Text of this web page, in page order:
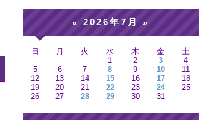
«2026年7月 »
日 月 火 水 木 金
土
1
2 3
4
5
6 7 8 9 10
11
12
13 14 15 16 17
18
19
20 21 22 23 24
25
26
27 28 29 30 31